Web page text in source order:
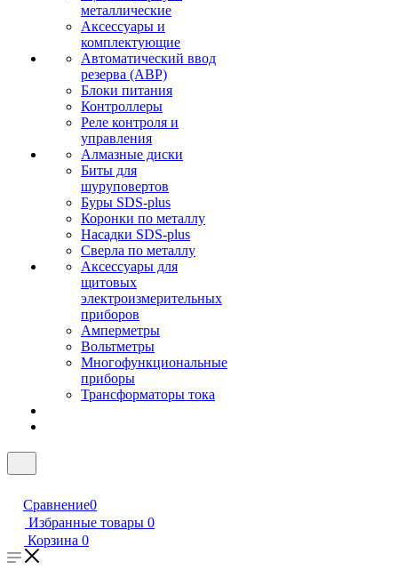
металлические
Аксессуары и
комплектующие
Автоматический ввод
резерва (АВР)
Блоки питания
Контроллеры
Реле контроля и
управления
Алмазные диски
Биты для
шуруповертов
Буры SDS-plus
Коронки по металлу
Насадки SDS-plus
Сверла по металлу
Аксессуары для
щитовых
электроизмерительных
приборов
Амперметры
Вольтметры
Многофункциональные
приборы
Трансформаторы тока
Сравнение0
Избранные товары 0
Корзина 0